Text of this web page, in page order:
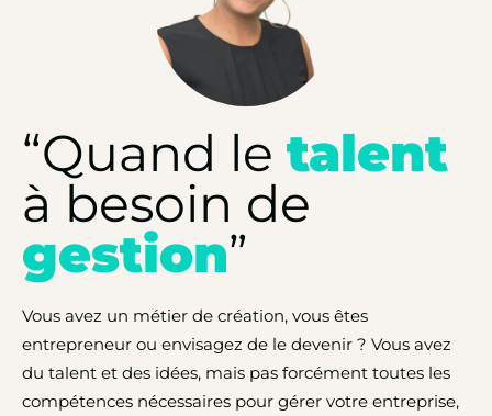
“Quand le talent
à besoin de
gestion”
Vous avez un métier de création, vous êtes
entrepreneur ou envisagez de le devenir ? Vous avez
du talent et des idées, mais pas forcément toutes les
compétences nécessaires pour gérer votre entreprise,